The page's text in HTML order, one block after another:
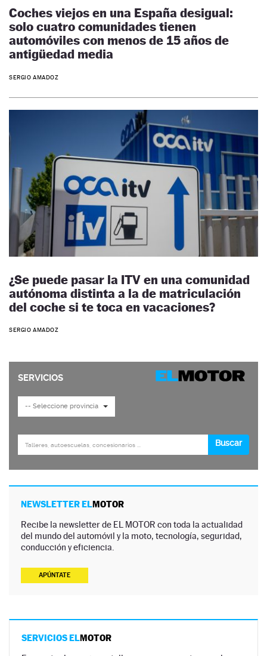
Coches viejos en una España desigual:
solo cuatro comunidades tienen
automóviles con menos de 15 años de
antigüedad media
SERGIO AMADOZ
¿Se puede pasar la ITV en una comunidad
autónoma distinta a la de matriculación
del coche si te toca en vacaciones?
SERGIO AMADOZ
NEWSLETTER ELMOTOR
Recibe la newsletter de EL MOTOR con toda la actualidad
del mundo del automóvil y la moto, tecnología, seguridad,
conducción y eficiencia.
APÚNTATE
SERVICIOS ELMOTOR